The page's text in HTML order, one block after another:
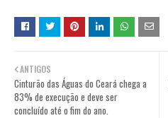
ANTIGOS
Cinturão das Águas do Ceará chega a
83% de execução e deve ser
concluído até o fim do ano.